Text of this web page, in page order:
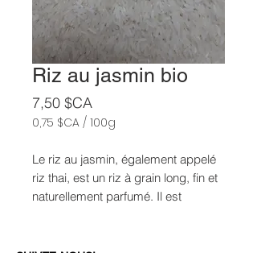
Riz au jasmin bio
7,50 $CAPrix
0,75 $CA / 100g
pour
100
Grammes
Le riz au jasmin, également appelé
riz thai, est un riz à grain long, fin et
naturellement parfumé. Il est